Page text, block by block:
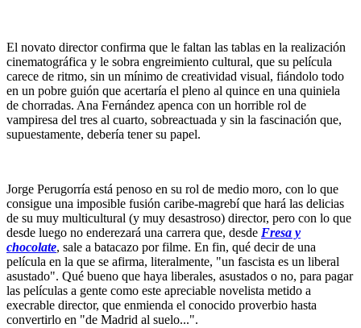
El novato director confirma que le faltan las tablas en la realización
cinematográfica y le sobra engreimiento cultural, que su película
carece de ritmo, sin un mínimo de creatividad visual, fiándolo todo
en un pobre guión que acertaría el pleno al quince en una quiniela
de chorradas. Ana Fernández apenca con un horrible rol de
vampiresa del tres al cuarto, sobreactuada y sin la fascinación que,
supuestamente, debería tener su papel.
Jorge Perugorría está penoso en su rol de medio moro, con lo que
consigue una imposible fusión caribe-magrebí que hará las delicias
de su muy multicultural (y muy desastroso) director, pero con lo que
desde luego no enderezará una carrera que, desde Fresa y
chocolate, sale a batacazo por filme. En fin, qué decir de una
película en la que se afirma, literalmente, "un fascista es un liberal
asustado". Qué bueno que haya liberales, asustados o no, para pagar
las películas a gente como este apreciable novelista metido a
execrable director, que enmienda el conocido proverbio hasta
convertirlo en "de Madrid al suelo...".